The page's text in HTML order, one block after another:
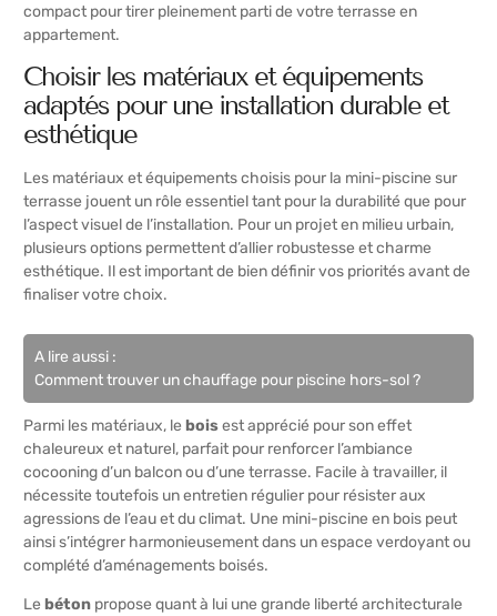
compact pour tirer pleinement parti de votre terrasse en
appartement.
Choisir les matériaux et équipements
adaptés pour une installation durable et
esthétique
Les matériaux et équipements choisis pour la mini-piscine sur
terrasse jouent un rôle essentiel tant pour la durabilité que pour
l’aspect visuel de l’installation. Pour un projet en milieu urbain,
plusieurs options permettent d’allier robustesse et charme
esthétique. Il est important de bien définir vos priorités avant de
finaliser votre choix.
A lire aussi :
Comment trouver un chauffage pour piscine hors-sol ?
Parmi les matériaux, le boisest apprécié pour son effet
chaleureux et naturel, parfait pour renforcer l’ambiance
cocooning d’un balcon ou d’une terrasse. Facile à travailler, il
nécessite toutefois un entretien régulier pour résister aux
agressions de l’eau et du climat. Une mini-piscine en bois peut
ainsi s’intégrer harmonieusement dans un espace verdoyant ou
complété d’aménagements boisés.
Le béton propose quant à lui une grande liberté architecturale